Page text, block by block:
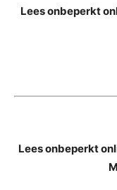
Lees onbeperkt
Lees onbeperkt